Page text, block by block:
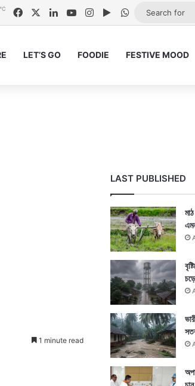
℃ FacebookLinkedInYouTubeInstagramGoogle Play
WhatsApp
LET’S GO FOODIE FESTIVE MOOD
1 minute read
LAST PUBLISHED